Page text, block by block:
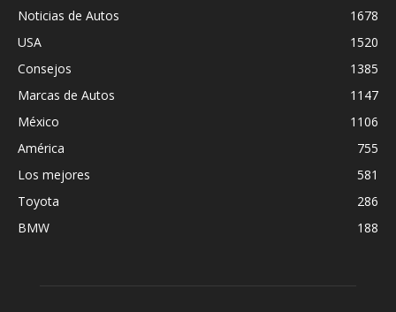
Noticias de Autos
1678
USA
1520
Consejos
1385
Marcas de Autos
1147
México
1106
América
755
Los mejores
581
Toyota
286
BMW
188